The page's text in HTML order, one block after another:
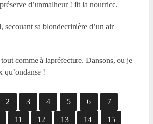
d’unmalheur ! fit la nourrice.
secouant sa blondecrinière d’un air
comme à lapréfecture. Dansons, ou je
qu’ondanse !
2 3 4 5 6 7
11 12 13 14 15